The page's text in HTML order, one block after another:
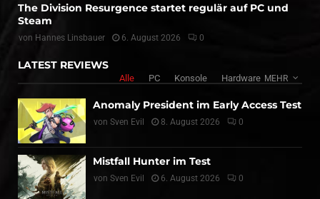
The Division Resurgence startet regulär auf PC und
Steam
von Hannes Linsbauer 6. August 2026 0
LATEST REVIEWS
Alle PC Konsole Hardware MEHR
Anomaly President im Early Access Test
von Sven Evil 8. August 2026 0
Mistfall Hunter im Test
von Sven Evil 6. August 2026 0